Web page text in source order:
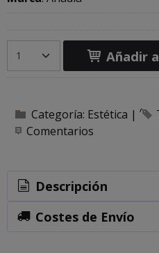
Añadir
Categoría: Estética |
Comentarios
Descripción
Costes de Envío